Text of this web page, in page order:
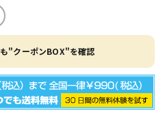
"クーポンBOX"を確認